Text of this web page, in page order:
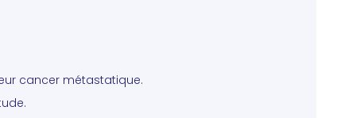
cancer métastatique.